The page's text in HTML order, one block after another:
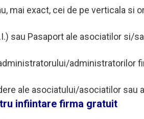
mai exact, cei de pe verticala si
sau Pasaport ale asociatilor si/
administratorilor
ale asociatului/asociatilor
infiintare firma gratuit